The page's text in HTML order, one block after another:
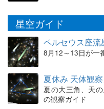
星空ガイド
ペルセウス座流
8月12～13日が一
夏休み 天体観
夏の大三角、天
の観察ガイド